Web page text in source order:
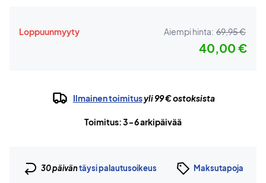
Loppuunmyyty Aiempi hinta: 69,95 €
40,00 €
Ilmainen toimitusyli 99 € ostoksista
Toimitus: 3-6 arkipäivää
30 päiväntäysi palautusoikeus Maksutapoja